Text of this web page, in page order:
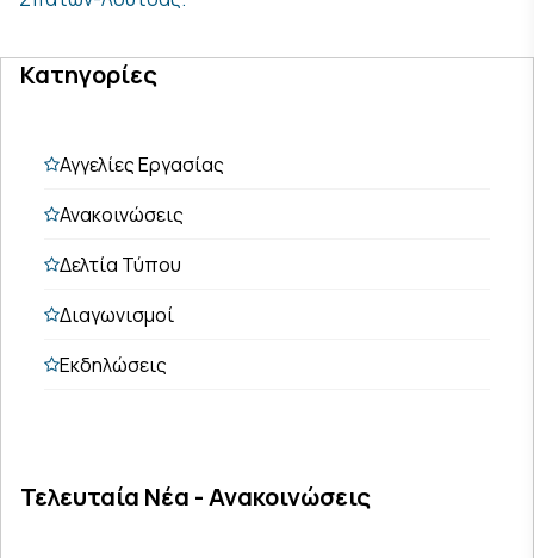
Κατηγορίες
Αγγελίες Εργασίας
Ανακοινώσεις
Δελτία Τύπου
Διαγωνισμοί
Εκδηλώσεις
Τελευταία Νέα - Ανακοινώσεις